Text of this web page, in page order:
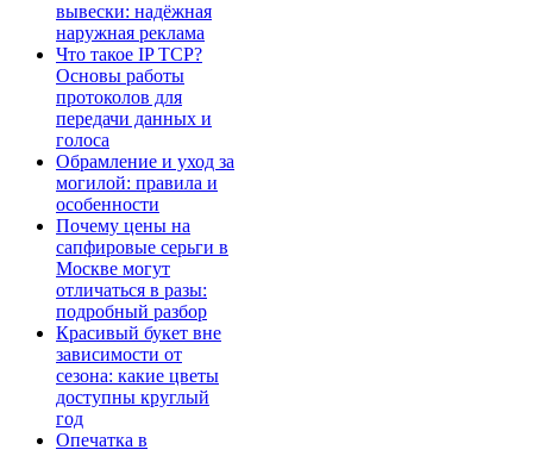
вывески: надёжная
наружная реклама
Что такое IP TCP?
Основы работы
протоколов для
передачи данных и
голоса
Обрамление и уход за
могилой: правила и
особенности
Почему цены на
сапфировые серьги в
Москве могут
отличаться в разы:
подробный разбор
Красивый букет вне
зависимости от
сезона: какие цветы
доступны круглый
год
Опечатка в